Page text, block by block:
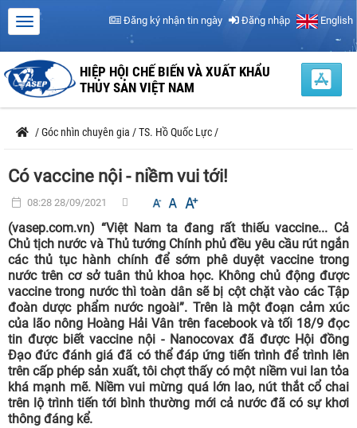
Đăng ký nhận tin ngày Đăng nhập English
HIỆP HỘI CHẾ BIẾN VÀ XUẤT KHẨU
THỦY SẢN VIỆT NAM
/Góc nhìn chuyên gia /TS. Hồ Quốc Lực /
Có vaccine nội - niềm vui tới!
08:28 28/09/2021
(vasep.com.vn) “Việt Nam ta đang rất thiếu vaccine... Cả
Chủ tịch nước và Thủ tướng Chính phủ đều yêu cầu rút ngắn
các thủ tục hành chính để sớm phê duyệt vaccine trong
nước trên cơ sở tuân thủ khoa học. Không chủ động được
vaccine trong nước thì toàn dân sẽ bị cột chặt vào các Tập
đoàn dược phẩm nước ngoài”. Trên là một đoạn cảm xúc
của lão nông Hoàng Hải Vân trên facebook và tối 18/9 đọc
tin được biết vaccine nội - Nanocovax đã được Hội đồng
Đạo đức đánh giá đã có thể đáp ứng tiến trình để trình lên
trên cấp phép sản xuất, tôi chợt thấy có một niềm vui lan tỏa
khá mạnh mẽ. Niềm vui mừng quá lớn lao, nút thắt cổ chai
trên lộ trình tiến tới bình thường mới cả nước đã có sự khơi
thông đáng kể.